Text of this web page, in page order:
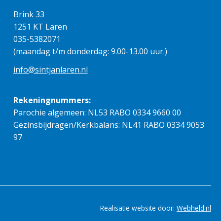
Brink 33
1251 KT Laren
035-5382071
(maandag t/m donderdag: 9.00-13.00 uur.)
info@sintjanlaren.nl
Rekeningnummers:
Parochie algemeen: NL53 RABO 0334 9660 00
Gezinsbijdragen/Kerkbalans: NL41 RABO 0334 9053
97
Realisatie website door: Webheld.nl